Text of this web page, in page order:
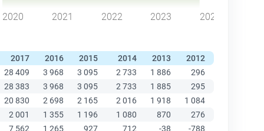
2020 2021 2022 2023 2024
2017 2016 2015 2014 2013 2012